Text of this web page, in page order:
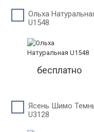
Ольха
U1548
бесплатно
Ясень Шимо
U3128